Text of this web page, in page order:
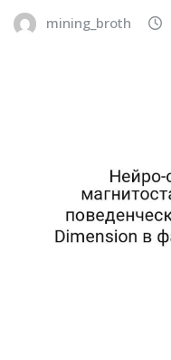
mining_broth